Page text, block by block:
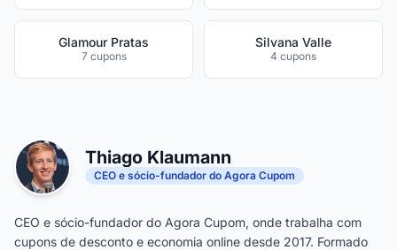
Glamour Pratas
7 cupons
Silvana Valle
4 cupons
Thiago Klaumann
CEO e sócio-fundador do Agora Cupom
CEO e sócio-fundador do Agora Cupom, onde trabalha com
cupons de desconto e economia online desde 2017. Formado